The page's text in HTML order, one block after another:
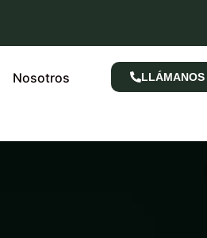
Nosotros
LLÁMANOS